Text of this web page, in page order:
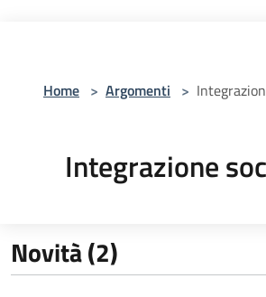
Home > Argomenti >
Integrazione
Novità (2)